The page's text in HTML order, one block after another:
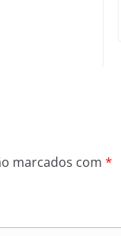
marcados com *